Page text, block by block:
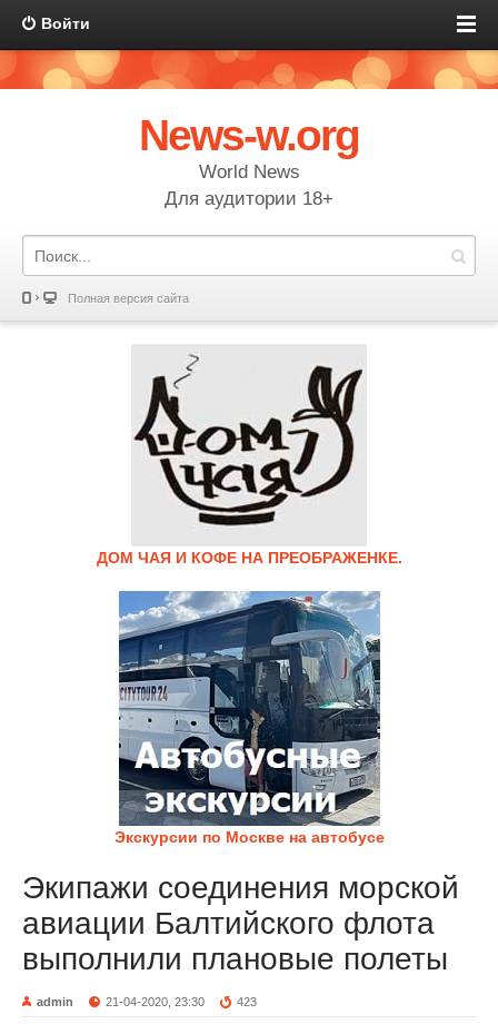
Войти
News-w.org
World News
Для аудитории 18+
Полная версия сайта
ДОМ ЧАЯ И КОФЕ НА ПРЕОБРАЖЕНКЕ.
Экскурсии по Москве на автобусе
Экипажи соединения морской
авиации Балтийского флота
выполнили плановые полеты
admin 21-04-2020, 23:30 423